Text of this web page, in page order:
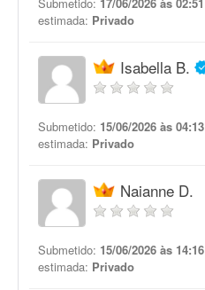
estimada: Privado
Isabella B.
Submetido: 15/06/2026 às 04:13
estimada: Privado
Naianne D.
Submetido: 15/06/2026 às 14:16
estimada: Privado